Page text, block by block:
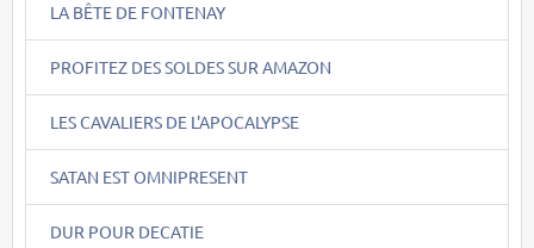
LA BÊTE DE FONTENAY
PROFITEZ DES SOLDES SUR AMAZON
LES CAVALIERS DE L'APOCALYPSE
SATAN EST OMNIPRESENT
DUR POUR DECATIE